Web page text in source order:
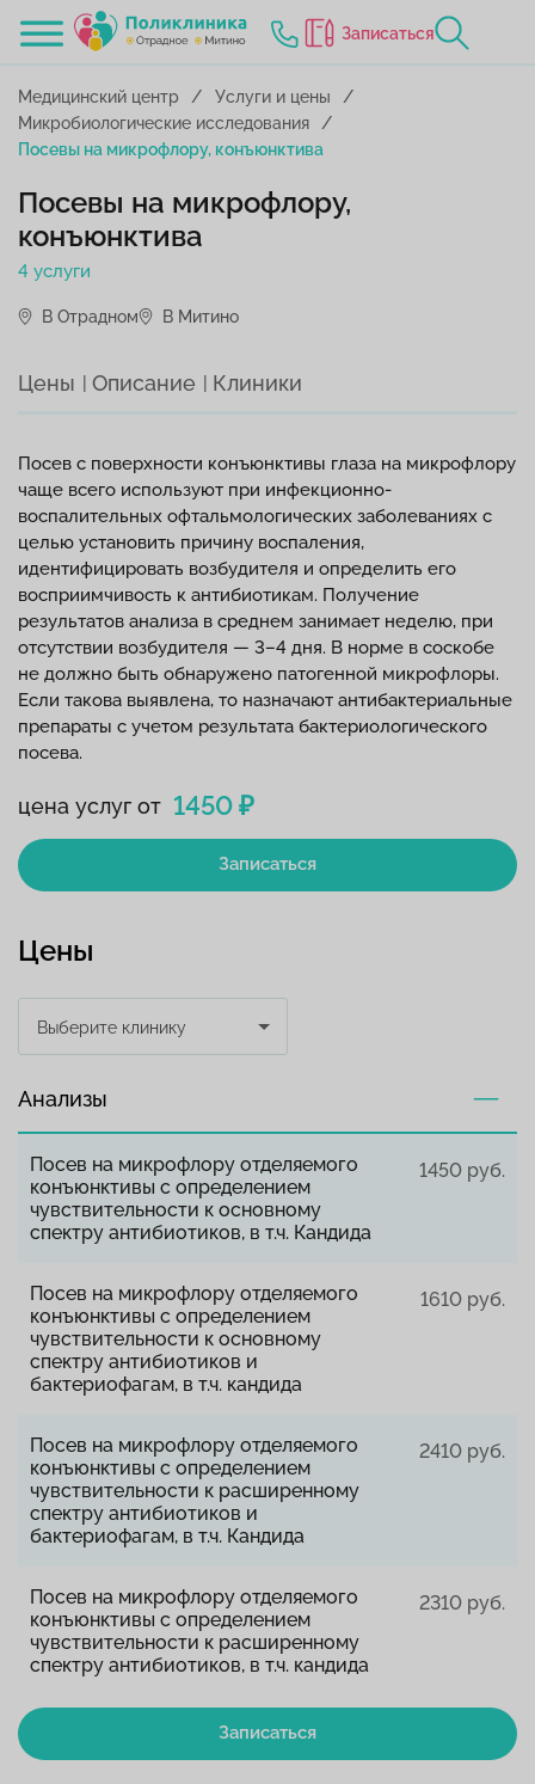
Записаться
Медицинский центр
Услуги и цены
Микробиологические исследования
Посевы на микрофлору, конъюнктива
цена услуг от 1450 ₽
Записаться
Посевы на микрофлору,
конъюнктива
4 услуги
В Отрадном В Митино
Цены Описание Клиники
Посев с поверхности конъюнктивы глаза на микрофлору
чаще всего используют при инфекционно-
воспалительных офтальмологических заболеваниях с
целью установить причину воспаления,
идентифицировать возбудителя и определить его
восприимчивость к антибиотикам. Получение
результатов анализа в среднем занимает неделю, при
отсутствии возбудителя — 3–4 дня. В норме в соскобе
не должно быть обнаружено патогенной микрофлоры.
Если такова выявлена, то назначают антибактериальные
препараты с учетом результата бактериологического
посева.
Цены
Выберите клинику
Анализы
Посев на микрофлору отделяемого
конъюнктивы с определением
чувствительности к основному
спектру антибиотиков, в т.ч. Кандида
1450 руб.
Посев на микрофлору отделяемого
конъюнктивы с определением
чувствительности к основному
спектру антибиотиков и
бактериофагам, в т.ч. кандида
1610 руб.
Посев на микрофлору отделяемого
конъюнктивы с определением
чувствительности к расширенному
спектру антибиотиков и
бактериофагам, в т.ч. Кандида
2410 руб.
Посев на микрофлору отделяемого
конъюнктивы с определением
чувствительности к расширенному
спектру антибиотиков, в т.ч. кандида
2310 руб.
Записаться